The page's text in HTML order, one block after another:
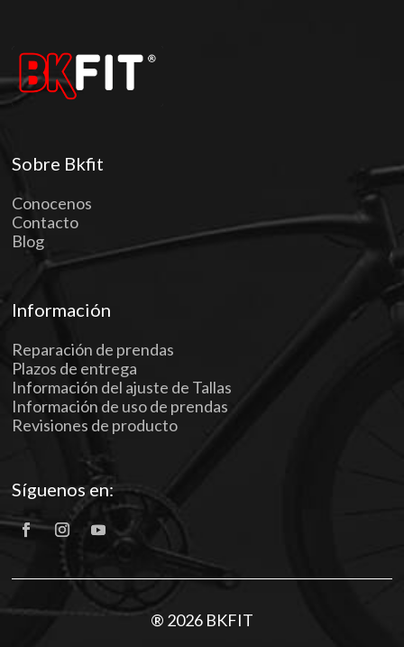
Sobre Bkfit
Conocenos
Contacto
Blog
Información
Reparación de prendas
Plazos de entrega
Información del ajuste de Tallas
Información de uso de prendas
Revisiones de producto
Síguenos en:
® 2026 BKFIT